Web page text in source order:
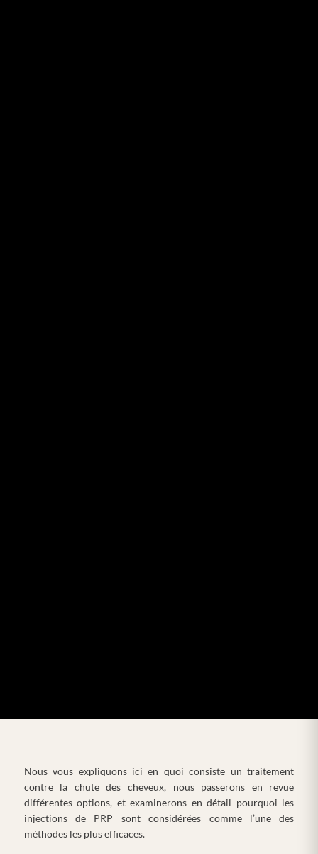
Nous vous expliquons ici en quoi consiste un traitement
contre la chute des cheveux, nous passerons en revue
différentes options, et examinerons en détail pourquoi les
injections de PRP sont considérées comme l’une des
méthodes les plus efficaces.